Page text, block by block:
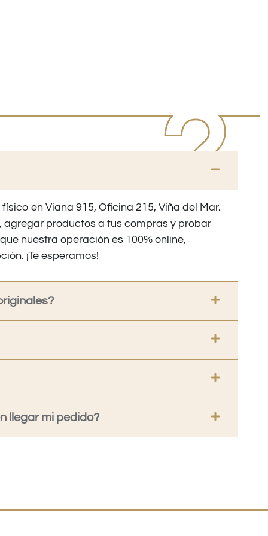
en Viana 915, Oficina 215, Viña del Mar.
agregar productos a tus compras y probar
nuestra operación es 100% online,
¡Te esperamos!
llegar mi pedido?